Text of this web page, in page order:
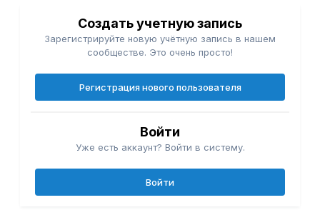
Создать учетную запись
Зарегистрируйте новую учётную запись в нашем
сообществе. Это очень просто!
Регистрация нового пользователя
Войти
Уже есть аккаунт? Войти в систему.
Войти